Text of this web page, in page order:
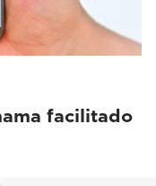
facilitado